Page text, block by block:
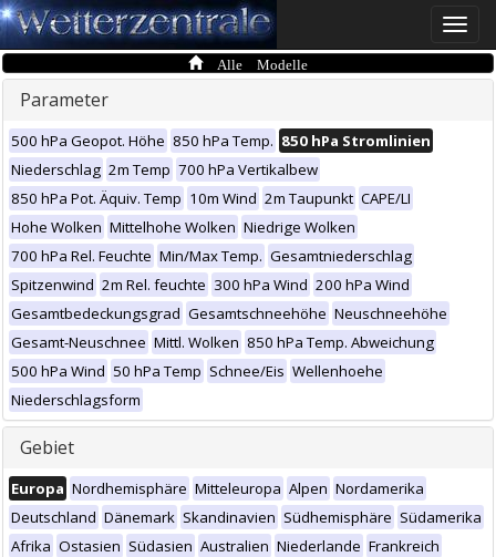
Toggle
Alle Modelle
Parameter
500 hPa Geopot. Höhe 850 hPa Temp. 850 hPa Stromlinien
Niederschlag 2m Temp 700 hPa Vertikalbew
850 hPa Pot. Äquiv. Temp 10m Wind 2m Taupunkt CAPE/LI
Hohe Wolken Mittelhohe Wolken Niedrige Wolken
700 hPa Rel. Feuchte Min/Max Temp. Gesamtniederschlag
Spitzenwind 2m Rel. feuchte 300 hPa Wind 200 hPa Wind
Gesamtbedeckungsgrad Gesamtschneehöhe Neuschneehöhe
Gesamt-Neuschnee Mittl. Wolken 850 hPa Temp. Abweichung
500 hPa Wind 50 hPa Temp Schnee/Eis Wellenhoehe
Niederschlagsform
Gebiet
Europa Nordhemisphäre Mitteleuropa Alpen Nordamerika
Deutschland Dänemark Skandinavien Südhemisphäre Südamerika
Afrika Ostasien Südasien Australien Niederlande Frankreich